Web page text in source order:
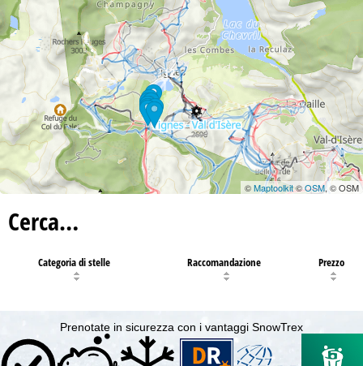
12
©Maptoolkit©OSM, © OSM
Cerca…
Categoria di stelle Raccomandazione Prezzo
Prenotate in sicurezza con i vantaggi SnowTrex